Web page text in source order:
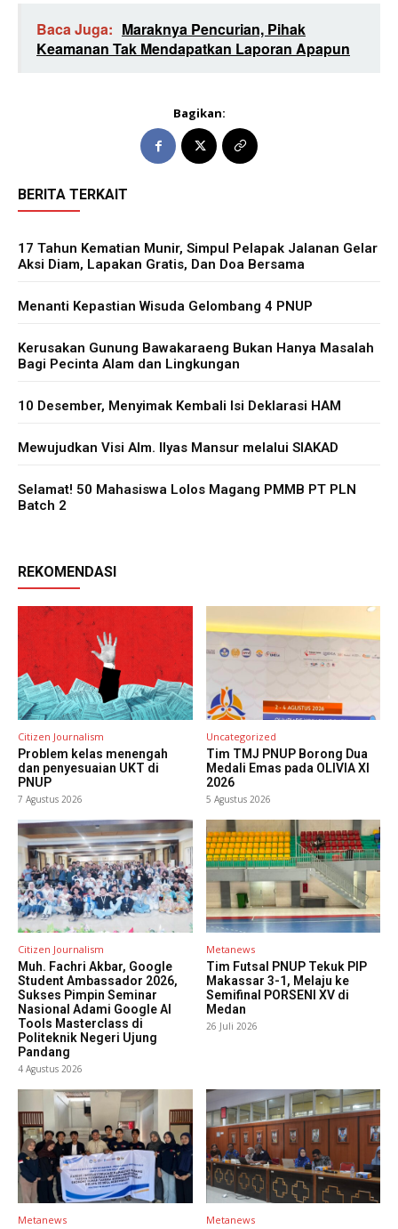
Baca Juga: Maraknya Pencurian, Pihak
Keamanan Tak Mendapatkan Laporan Apapun
Bagikan:
BERITA TERKAIT
17 Tahun Kematian Munir, Simpul Pelapak Jalanan Gelar
Aksi Diam, Lapakan Gratis, Dan Doa Bersama
Menanti Kepastian Wisuda Gelombang 4 PNUP
Kerusakan Gunung Bawakaraeng Bukan Hanya Masalah
Bagi Pecinta Alam dan Lingkungan
10 Desember, Menyimak Kembali Isi Deklarasi HAM
Mewujudkan Visi Alm. Ilyas Mansur melalui SIAKAD
Selamat! 50 Mahasiswa Lolos Magang PMMB PT PLN
Batch 2
REKOMENDASI
Citizen Journalism
Problem kelas menengah
dan penyesuaian UKT di
PNUP
7 Agustus 2026
Uncategorized
Tim TMJ PNUP Borong Dua
Medali Emas pada OLIVIA XI
2026
5 Agustus 2026
Citizen Journalism
Muh. Fachri Akbar, Google
Student Ambassador 2026,
Sukses Pimpin Seminar
Nasional Adami Google AI
Tools Masterclass di
Politeknik Negeri Ujung
Pandang
4 Agustus 2026
Metanews
Tim Futsal PNUP Tekuk PIP
Makassar 3-1, Melaju ke
Semifinal PORSENI XV di
Medan
26 Juli 2026
Metanews Metanews